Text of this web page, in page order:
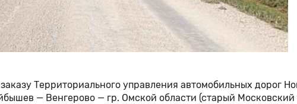
Территориального управления автомобильных дорог
— Венгерово — гр. Омской области (старый Московский